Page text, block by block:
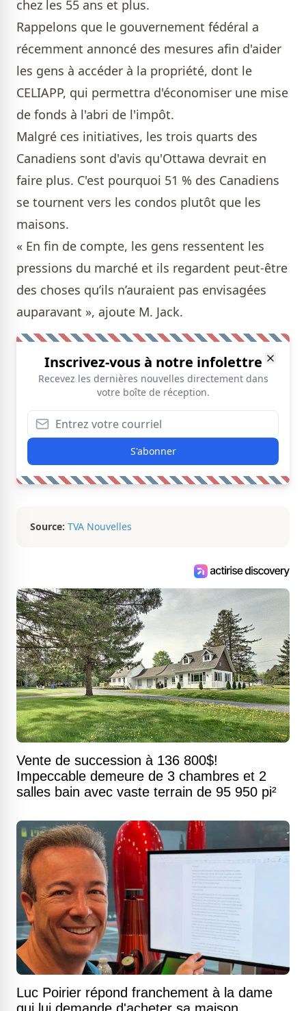
chez les 55 ans et plus.
Rappelons que le gouvernement fédéral a
récemment annoncé des mesures afin d'aider
les gens à accéder à la propriété, dont le
CELIAPP, qui permettra d'économiser une mise
de fonds à l'abri de l'impôt.
Malgré ces initiatives, les trois quarts des
Canadiens sont d'avis qu'Ottawa devrait en
faire plus. C'est pourquoi 51 % des Canadiens
se tournent vers les condos plutôt que les
maisons.
« En fin de compte, les gens ressentent les
pressions du marché et ils regardent peut-être
des choses qu’ils n’auraient pas envisagées
auparavant », ajoute M. Jack.
Inscrivez-vous à notre infolettre
Recevez les dernières nouvelles directement dans
votre boîte de réception.
S'abonner
Source: TVA Nouvelles
Vente de succession à 136 800$!
Impeccable demeure de 3 chambres et 2
salles bain avec vaste terrain de 95 950 pi²
Luc Poirier répond franchement à la dame